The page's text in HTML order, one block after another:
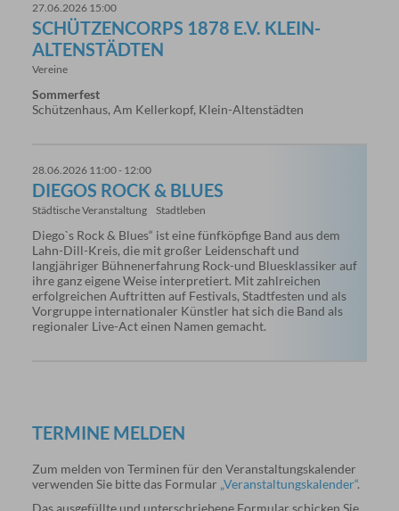
27.06.2026 15:00
SCHÜTZENCORPS 1878 E.V. KLEIN-
ALTENSTÄDTEN
Vereine
Sommerfest
Schützenhaus, Am Kellerkopf, Klein-Altenstädten
28.06.2026 11:00 - 12:00
DIEGOS ROCK & BLUES
Städtische Veranstaltung Stadtleben
Diego`s Rock & Blues“ ist eine fünfköpfige Band aus dem
Lahn-Dill-Kreis, die mit großer Leidenschaft und
langjähriger Bühnenerfahrung Rock-und Bluesklassiker auf
ihre ganz eigene Weise interpretiert. Mit zahlreichen
erfolgreichen Auftritten auf Festivals, Stadtfesten und als
Vorgruppe internationaler Künstler hat sich die Band als
regionaler Live-Act einen Namen gemacht.
TERMINE MELDEN
Zum melden von Terminen für den Veranstaltungskalender
verwenden Sie bitte das Formular „Veranstaltungskalender“.
Das ausgefüllte und unterschriebene Formular schicken Sie